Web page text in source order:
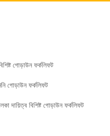
গোড়াউন ফর্কলিফট
গোড়াউন ফর্কলিফট
দায়িত্ব বিশিষ্ট গোড়াউন ফর্কলিফট